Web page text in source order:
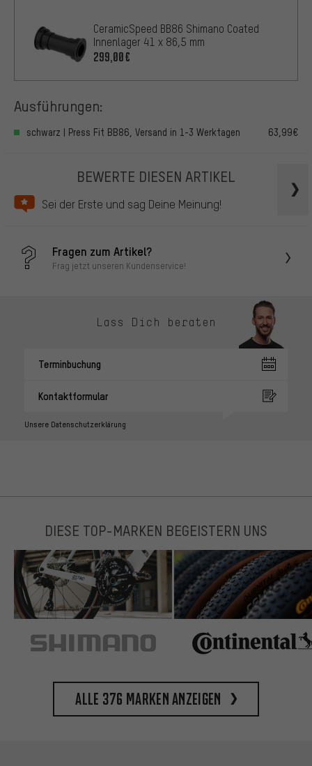
CeramicSpeed BB86 Shimano Coated
Innenlager 41 x 86,5 mm
299,00€
Ausführungen:
schwarz | Press Fit BB86, Versand in 1-3 Werktagen 63,99€
BEWERTE DIESEN ARTIKEL
Sei der Erste und sag Deine Meinung!
Fragen zum Artikel?
Frag jetzt unseren Kundenservice!
Lass Dich beraten
Terminbuchung
Kontaktformular
Unsere Datenschutzerklärung
DIESE TOP-MARKEN BEGEISTERN UNS
Alle 376 Marken anzeigen